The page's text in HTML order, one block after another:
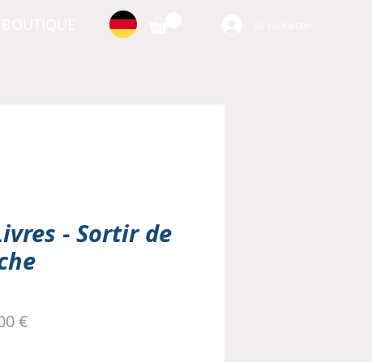
- Sortir de
€